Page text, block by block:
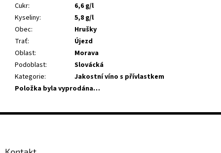
Cukr:
6,6 g/l
Kyseliny:
5,8 g/l
Obec:
Hrušky
Trať:
Újezd
Oblast:
Morava
Podoblast:
Slovácká
Kategorie:
Jakostní víno s přívlastkem
Položka byla vyprodána…
Z